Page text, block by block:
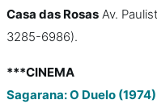
Casa das Rosas Av.
3285-6986).
***CINEMA
Sagarana: O Duelo (1974)